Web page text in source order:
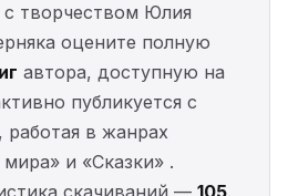
творчеством Юлия
оцените полную
автора, доступную на
публикуется с
работая в жанрах
и «Сказки» .
скачиваний — 105